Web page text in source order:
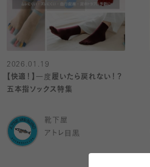
2026.01.19
【快適！】一度履いたら戻れない！？
五本指ソックス特集
靴下屋
アトレ目黒